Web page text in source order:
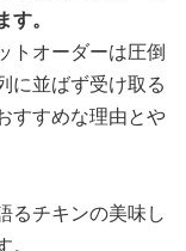
す。
トオーダーは圧倒
に並ばず受け取る
すすめな理由とや
るチキンの美味し